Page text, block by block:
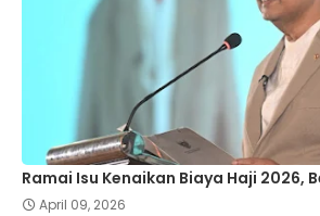
Ramai Isu Kenaikan Biaya Haji 2026,
April 09, 2026